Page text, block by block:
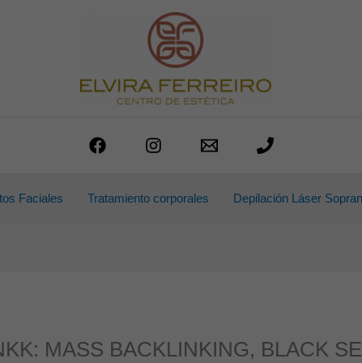
Faciales Tratamiento corporales Depilación Láser
MASS BACKLINKING, BLACK